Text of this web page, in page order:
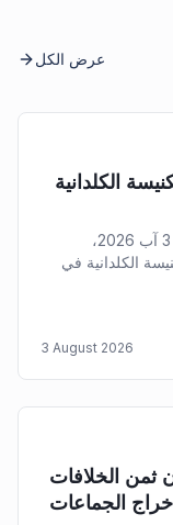
عرض الكل
الكلدانية
استقبل الرئيس مسعود بارزاني، يوم الاثنين، 3 آب 2026،
الكلدانية في
3 August 2026
ثمن الخلافات
الجماعات